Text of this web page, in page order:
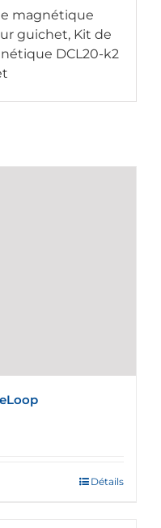
magnétique
guichet, Kit de
DCL20-k2
Détails